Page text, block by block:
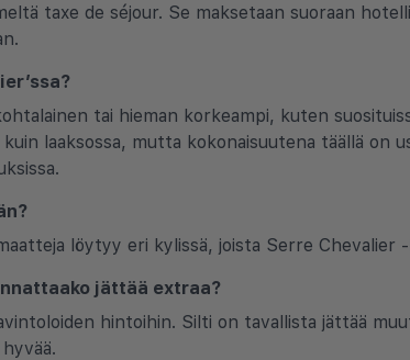
taxe de séjour. Se maksetaan suoraan
tai hieman korkeampi, kuten
laaksossa, mutta kokonaisuutena täällä on
löytyy eri kylissä, joista Serre Chevalier
jättää extraa?
hintoihin. Silti on tavallista jättää